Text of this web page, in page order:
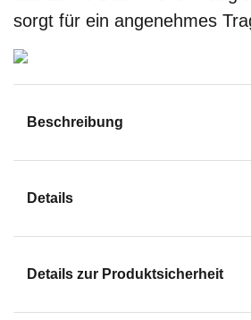
sorgt für ein angenehmes
Beschreibung
Details
Details zur Produktsicherheit